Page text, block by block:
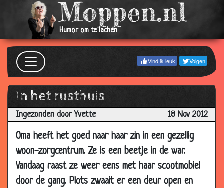
Humor om te lachen
Vind ik leuk Volgen
In het rusthuis
Ingezonden door Yvette 18 Nov 2012
Oma heeft het goed naar haar zin in een gezellig
woon-zorgcentrum. Ze is een beetje in de war.
Vandaag raast ze weer eens met haar scootmobiel
door de gang. Plots zwaait er een deur open en
2018
19 Feb
2018
WipWap
26 Nov
2017
Verschil 2.88
18 May
2017
Spieren 2.82
12 Jan
2017
Logeren 2.91
27 Dec
2016
Schuine mop 2.89
24 Dec
2016
Raden 3.09